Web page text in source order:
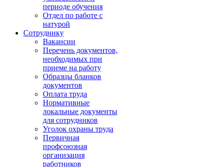
периоде обучения
Отдел по работе с
натурой
Сотруднику
Вакансии
Перечень документов,
необходимых при
приеме на работу
Образцы бланков
документов
Оплата труда
Нормативные
локальные документы
для сотрудников
Уголок охраны труда
Первичная
профсоюзная
организация
работников